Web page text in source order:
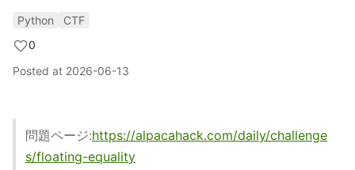
Python
CTF
0
Posted at 2026-06-13
問題ページ:https://alpacahack.com/daily/challenge
s/floating-equality